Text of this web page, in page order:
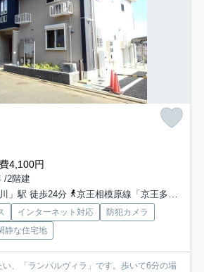
4,100円
/2階建
」駅 徒歩24分
京王相模原線「京王多摩センター」駅 バス27分 「鶴川市民センター入口」 停歩12分
インターネット対応
防犯カメラ
静な住宅地
、「ランパルヴィラ」です。歩いて6分の場